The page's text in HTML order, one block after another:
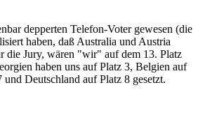
depperten Telefon-Voter gewesen (die
haben, daß Australia und Austria
die Jury, wären "wir" auf dem 13. Platz
haben uns auf Platz 3, Belgien auf
Deutschland auf Platz 8 gesetzt.